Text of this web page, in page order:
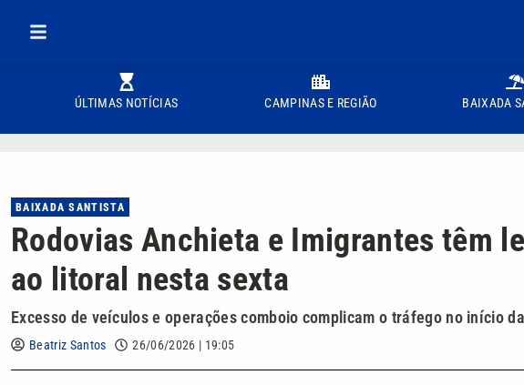
ÚLTIMAS NOTÍCIAS CAMPINAS E REGIÃO BAIXADA
BAIXADA SANTISTA
Rodovias Anchieta e Imigrantes têm
ao litoral nesta sexta
Excesso de veículos e operações comboio complicam o tráfego no início
Beatriz Santos 26/06/2026 | 19:05